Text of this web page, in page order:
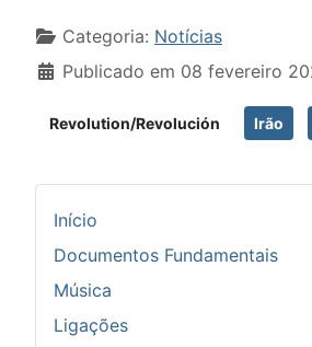
Detalhes
Categoria: Notícias
Publicado em 08 fevereiro
Revolution/Revolución Irão
Início
Documentos Fundamentais
Música
Ligações